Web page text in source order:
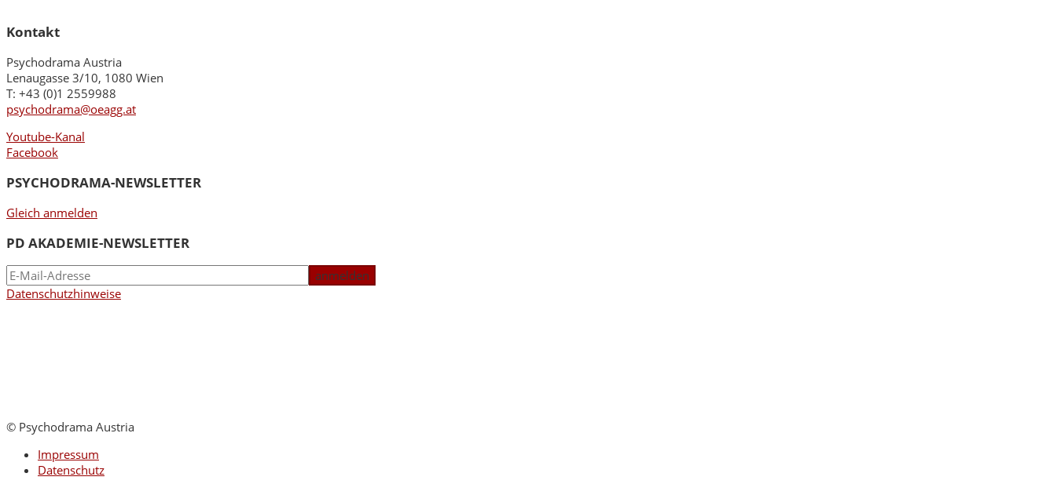
Kontakt
Psychodrama Austria
Lenaugasse 3/10, 1080 Wien
T: +43 (0)1 2559988
psychodrama@oeagg.at
Youtube-Kanal
Facebook
PSYCHODRAMA-NEWSLETTER
Gleich anmelden
PD AKADEMIE-NEWSLETTER
Datenschutzhinweise
© Psychodrama Austria
Impressum
Datenschutz